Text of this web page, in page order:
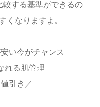
較する基準ができるの
くなりますよ。
い今がチャンス
れる肌管理
引き／